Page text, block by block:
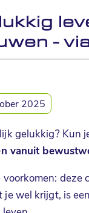
-
2025
gelukkig? Kun
vanuit
deze
je wel krijgt, is